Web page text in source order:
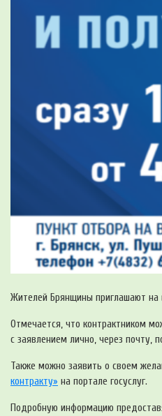
Жителей Брянщины приглашают на
Отмечается, что контрактником
с заявлением лично, через почту,
Также можно заявить о своем
контракту» на портале госуслуг.
Подробную информацию